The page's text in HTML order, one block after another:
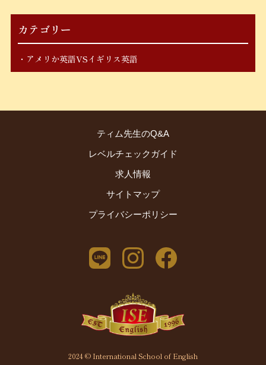
カテゴリー
アメリか英語VSイギリス英語
ティム先生のQ&A
レベルチェックガイド
求人情報
サイトマップ
プライバシーポリシー
2024 © International School of English